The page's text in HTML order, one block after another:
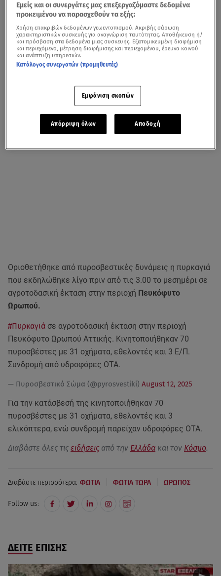
Οριοθετήθηκε από πυροσβεστικές δυνάμεις η πυρκαγιά
που εκδηλώθηκε λίγο πριν από τις 3.00 το μεσημέρι σε
αγροτοδασική έκταση στην περιοχή Πευκόφυτο
Ωρωπού.
#Πυρκαγιά σε αγροτοδασική έκταση στην περιοχή
Πευκόφυτο Ωρωπού Αττικής. Κινητοποιήθηκαν 70
πυροσβέστες με 31 οχήματα, εθελοντές και 3 Ε/Π.
Συνδρομή από υδροφόρες ΟΤΑ.
— Πυροσβεστικό Σώμα (@pyrosvestiki) August 12, 2025
Για την κατάσβεσή της κινητοποιήθηκαν 70
πυροσβέστες με 31 οχήματα, εθελοντές και 3
ελικόπτερα, ενώ συνδρομή παρείχαν υδροφόρες ΟΤΑ.
Διαβάστε όλες τις ειδήσεις από την Ελλάδα και τον Κόσμο.
Διαβάστε περισσότερα: ΦΩΤΙΑ ΦΩΤΙΑ ΤΩΡΑ ΩΡΩΠΟΣ
Follow us:
ΔΕΙΤΕ ΕΠΙΣΗΣ
Εμείς και οι συνεργάτες μας επεξεργαζόμαστε δεδομένα
προκειμένου να παρασχεθούν τα εξής:
Χρήση επακριβών δεδομένων γεωεντοπισμού. Ακριβής σάρωση
χαρακτηριστικών συσκευής για αναγνώριση ταυτότητας. Αποθήκευση ή/
και πρόσβαση στα δεδομένα μιας συσκευής. Εξατομικευμένη διαφήμιση
και περιεχόμενο, μέτρηση διαφήμισης και περιεχομένου, έρευνα κοινού
και ανάπτυξη υπηρεσιών.
Κατάλογος συνεργατών (προμηθευτές)
Εμφάνιση σκοπών
Απόρριψη όλων Αποδοχή